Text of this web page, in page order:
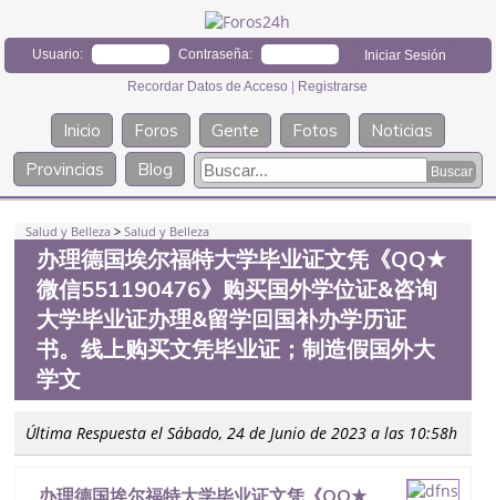
Usuario: Contraseña:
Recordar Datos de Acceso Registrarse
Inicio Foros Gente Fotos
Noticias
Provincias
Blog
Salud y Belleza >Salud y Belleza
办理德国埃尔福特大学毕业证文凭《QQ★
微信551190476》购买国外学位证&咨询
大学毕业证办理&留学回国补办学历证
书。线上购买文凭毕业证；制造假国外大
学文
Última Respuesta el Sábado, 24 de Junio de 2023 a las 10:58h
办理德国埃尔福特大学毕业证文凭《QQ★